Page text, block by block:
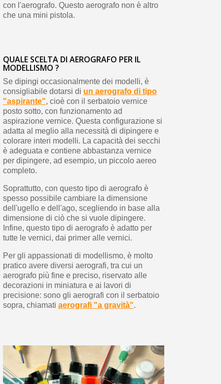
con l'aerografo. Questo aerografo non è altro
che una mini pistola.
QUALE SCELTA DI AEROGRAFO PER IL
MODELLISMO ?
Se dipingi occasionalmente dei modelli, è
consigliabile dotarsi di un aerografo di tipo
"aspirante", cioè con il serbatoio vernice
posto sotto, con funzionamento ad
aspirazione vernice. Questa configurazione si
adatta al meglio alla necessità di dipingere e
colorare interi modelli. La capacità dei secchi
è adeguata e contiene abbastanza vernice
per dipingere, ad esempio, un piccolo aereo
completo.
Soprattutto, con questo tipo di aerografo è
spesso possibile cambiare la dimensione
dell'ugello e dell'ago, scegliendo in base alla
dimensione di ciò che si vuole dipingere.
Infine, questo tipo di aerografo è adatto per
tutte le vernici, dai primer alle vernici.
Per gli appassionati di modellismo, è molto
pratico avere diversi aerografi, tra cui un
aerografo più fine e preciso, riservato alle
decorazioni in miniatura e ai lavori di
precisione: sono gli aerografi con il serbatoio
sopra, chiamati aerografi "a gravità".